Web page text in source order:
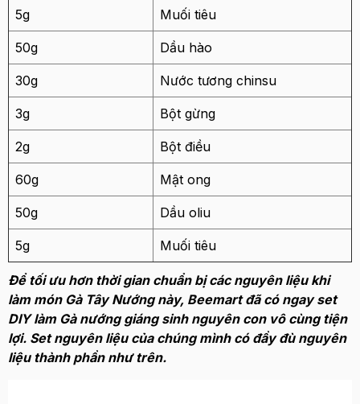
5g Muối tiêu
50g Dầu hào
30g Nước tương chinsu
3g Bột gừng
2g Bột điều
60g Mật ong
50g Dầu oliu
5g Muối tiêu
Để tối ưu hơn thời gian chuẩn bị các nguyên liệu khi
làm món Gà Tây Nướng này, Beemart đã có ngay set
DIY làm Gà nướng giáng sinh nguyên con vô cùng tiện
lợi. Set nguyên liệu của chúng mình có đầy đù nguyên
liệu thành phần như trên.